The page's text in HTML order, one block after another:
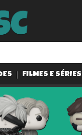
FILMES E SÉRIES